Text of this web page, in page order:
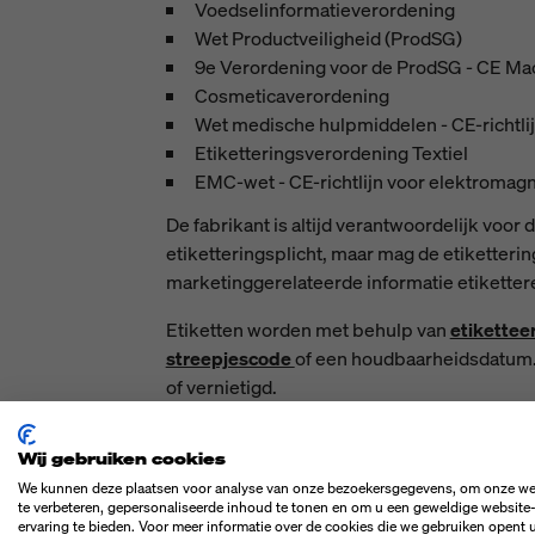
Voedselinformatieverordening
Wet Productveiligheid (ProdSG)
9e Verordening voor de ProdSG - CE
Cosmeticaverordening
Wet medische hulpmiddelen - CE-
Etiketteringsverordening Textiel
EMC-wet - CE-richtlijn voor
De fabrikant is altijd verantwoordelijk voor
etiketteringsplicht, maar mag de
marketinggerelateerde informatie
Etiketten worden met behulp van
streepjescodeof een
of vernietigd.
Maar let op: importeurs die goederen
Het ontwerp van de etikettering is zeer
Wij gebruiken cookies
We kunnen deze plaatsen voor analyse van onze bezoekersgegevens, om onze
te verbeteren, gepersonaliseerde inhoud te tonen en om u een geweldige website-
ervaring te bieden. Voor meer informatie over de cookies die we gebruiken opent